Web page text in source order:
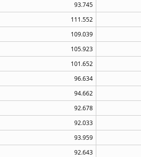
93.745
111.552
109.039
105.923
101.652
96.634
94.662
92.678
92.033
93.959
92.643